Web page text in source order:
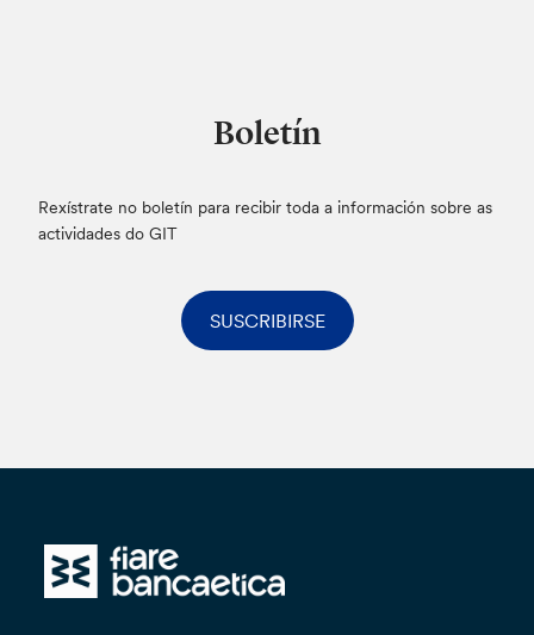
Boletín
Rexístrate no boletín para recibir toda a información sobre as
actividades do GIT
SUSCRIBIRSE